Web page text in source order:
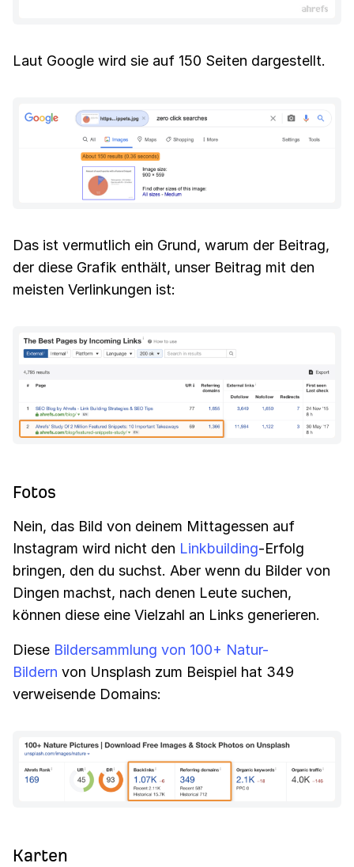
Laut Google wird sie auf 150 Seiten dargestellt.
Das ist vermutlich ein Grund, warum der Beitrag,
der diese Grafik enthält, unser Beitrag mit den
meisten Verlinkungen ist:
Fotos
Nein, das Bild von deinem Mittagessen auf
Instagram wird nicht den Linkbuilding-Erfolg
bringen, den du suchst. Aber wenn du Bilder von
Dingen machst, nach denen Leute suchen,
können diese eine Vielzahl an Links generieren.
Diese Bildersammlung von 100+ Natur-
Bildern von Unsplash zum Beispiel hat 349
verweisende Domains:
Karten